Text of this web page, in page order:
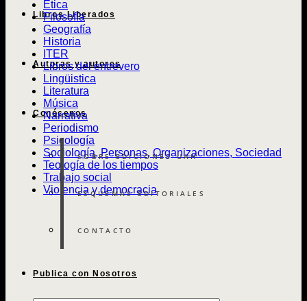
Libros Liberados
Autoras y autores
Conócenos
SOBRE EDICIONES UAH
ESQUEMAS EDITORIALES
CONTACTO
Publica con Nosotros
Ética
Filosofía
Geografía
Historia
ITER
Libros del entrevero
Lingüistica
Literatura
Música
Narrativa
Periodismo
Psicología
Sociología, Personas, Organizaciones, Sociedad
Teología de los tiempos
Trabajo social
Violencia y democracia